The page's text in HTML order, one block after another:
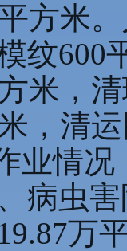
方米
纹600
米，
，清
业情
病虫
万